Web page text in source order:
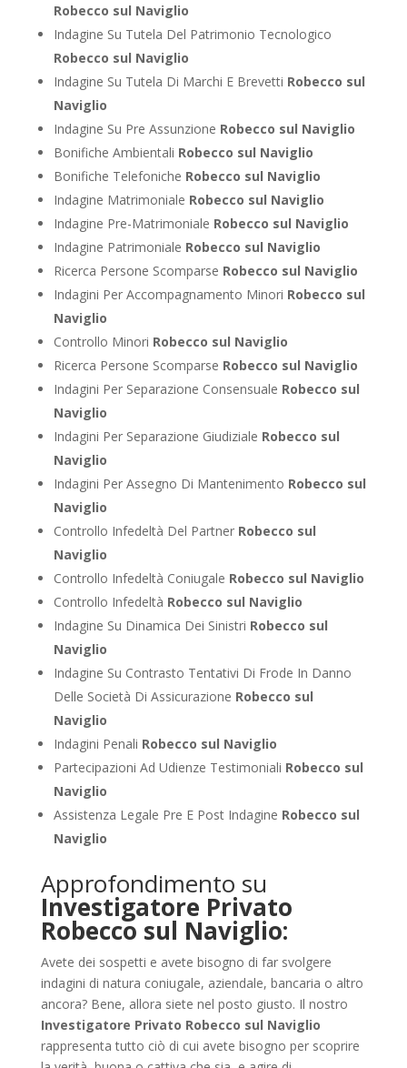
Robecco sul Naviglio
Indagine Su Tutela Del Patrimonio Tecnologico
Robecco sul Naviglio
Indagine Su Tutela Di Marchi E Brevetti Robecco sul
Naviglio
Indagine Su Pre Assunzione Robecco sul Naviglio
Bonifiche Ambientali Robecco sul Naviglio
Bonifiche Telefoniche Robecco sul Naviglio
Indagine Matrimoniale Robecco sul Naviglio
Indagine Pre-Matrimoniale Robecco sul Naviglio
Indagine Patrimoniale Robecco sul Naviglio
Ricerca Persone Scomparse Robecco sul Naviglio
Indagini Per Accompagnamento Minori Robecco sul
Naviglio
Controllo Minori Robecco sul Naviglio
Ricerca Persone Scomparse Robecco sul Naviglio
Indagini Per Separazione Consensuale Robecco sul
Naviglio
Indagini Per Separazione Giudiziale Robecco sul
Naviglio
Indagini Per Assegno Di Mantenimento Robecco sul
Naviglio
Controllo Infedeltà Del Partner Robecco sul
Naviglio
Controllo Infedeltà Coniugale Robecco sul Naviglio
Controllo Infedeltà Robecco sul Naviglio
Indagine Su Dinamica Dei Sinistri Robecco sul
Naviglio
Indagine Su Contrasto Tentativi Di Frode In Danno
Delle Società Di Assicurazione Robecco sul
Naviglio
Indagini Penali Robecco sul Naviglio
Partecipazioni Ad Udienze Testimoniali Robecco sul
Naviglio
Assistenza Legale Pre E Post Indagine Robecco sul
Naviglio
Approfondimento su
Investigatore Privato
Robecco sul Naviglio:
Avete dei sospetti e avete bisogno di far svolgere
indagini di natura coniugale, aziendale, bancaria o altro
ancora? Bene, allora siete nel posto giusto. Il nostro
Investigatore Privato Robecco sul Naviglio
rappresenta tutto ciò di cui avete bisogno per scoprire